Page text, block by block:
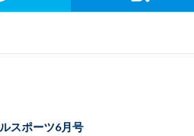
スポーツ6月号